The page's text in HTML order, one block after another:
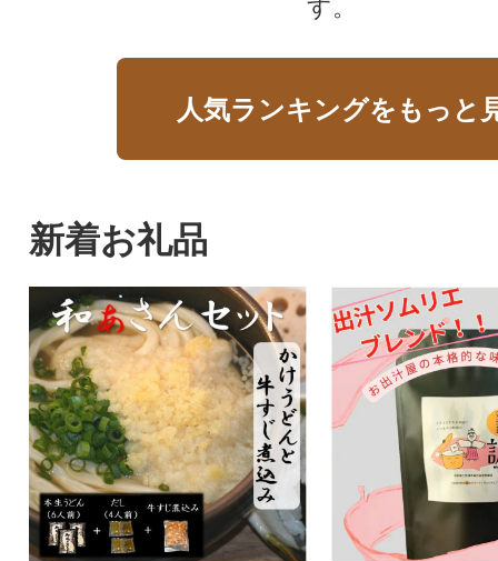
す。
人気ランキングをもっと
新着お礼品